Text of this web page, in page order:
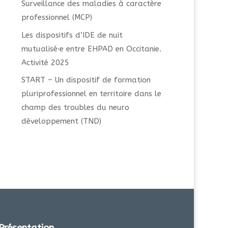
Surveillance des maladies à caractère
professionnel (MCP)
Les dispositifs d’IDE de nuit
mutualisé·e entre EHPAD en Occitanie.
Activité 2025
START – Un dispositif de formation
pluriprofessionnel en territoire dans le
champ des troubles du neuro
développement (TND)